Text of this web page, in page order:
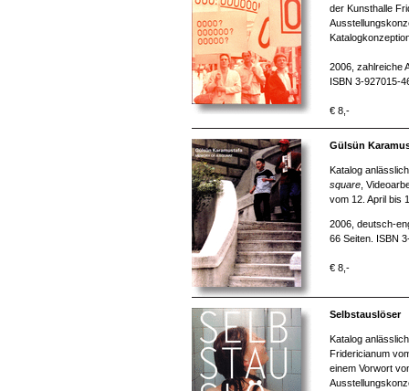
der Kunsthalle
2006, zahlreiche
ISBN 3-927015-
€ 8,-
Gülsün
Katalog
square ,
vom 12. April bis
2006, deutsch-
66 Seiten. ISBN
€ 8,-
Selbstauslöser
Katalog
Fridericianum
einem Vorwort